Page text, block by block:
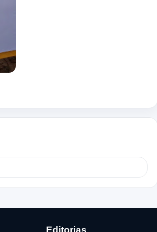
Editorias